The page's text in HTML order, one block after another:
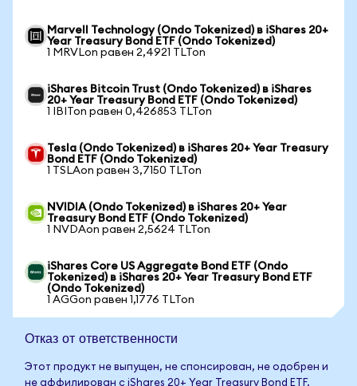
Marvell Technology (Ondo Tokenized) в iShares 20+
Year Treasury Bond ETF (Ondo Tokenized)
1 MRVLon равен 2,4921 TLTon
iShares Bitcoin Trust (Ondo Tokenized) в iShares
20+ Year Treasury Bond ETF (Ondo Tokenized)
1 IBITon равен 0,426853 TLTon
Tesla (Ondo Tokenized) в iShares 20+ Year Treasury
Bond ETF (Ondo Tokenized)
1 TSLAon равен 3,7150 TLTon
NVIDIA (Ondo Tokenized) в iShares 20+ Year
Treasury Bond ETF (Ondo Tokenized)
1 NVDAon равен 2,5624 TLTon
iShares Core US Aggregate Bond ETF (Ondo
Tokenized) в iShares 20+ Year Treasury Bond ETF
(Ondo Tokenized)
1 AGGon равен 1,1776 TLTon
Отказ от ответственности
Этот продукт не выпущен, не спонсирован, не одобрен и
не аффилирован с iShares 20+ Year Treasury Bond ETF.